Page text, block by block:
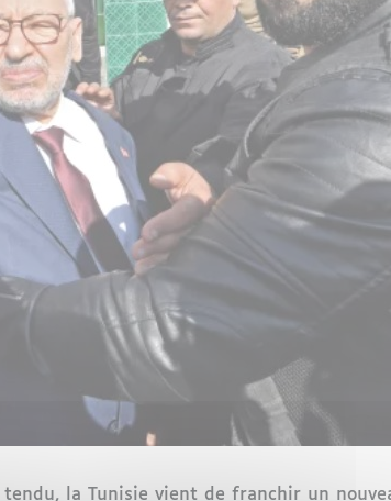
la Tunisie vient de franchir un